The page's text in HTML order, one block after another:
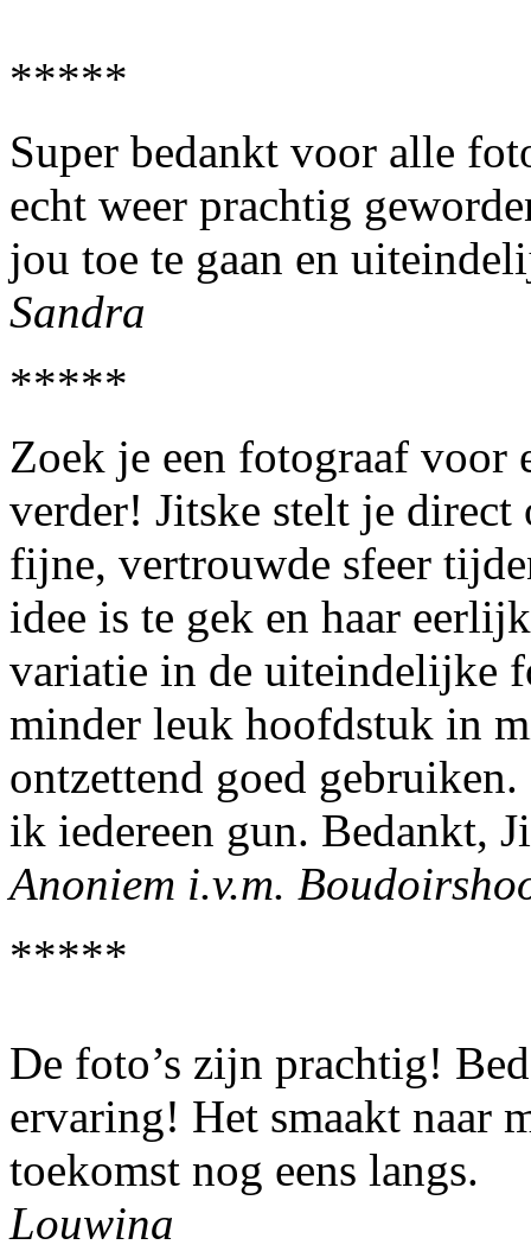
*****
Super bedankt voor alle
echt weer prachtig
jou toe te gaan en
Sandra
*****
Zoek je een fotograaf voor
verder! Jitske stelt je direct
fijne, vertrouwde sfeer
idee is te gek en haar
variatie in de uiteindelijke
minder leuk hoofdstuk in
ontzettend goed
ik iedereen gun. Bedankt,
Anoniem i.v.m.
*****
De foto’s zijn prachtig!
ervaring! Het smaakt naar
toekomst nog eens langs.
Louwina